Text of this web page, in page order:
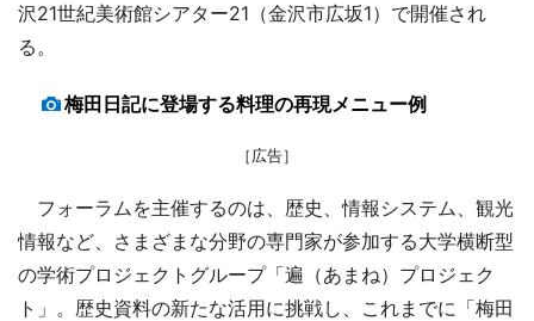
沢21世紀美術館シアター21（金沢市広坂1）で開催され
る。
梅田日記に登場する料理の再現メニュー例
［広告］
フォーラムを主催するのは、歴史、情報システム、観光
情報など、さまざまな分野の専門家が参加する大学横断型
の学術プロジェクトグループ「遍（あまね）プロジェク
ト」。歴史資料の新たな活用に挑戦し、これまでに「梅田